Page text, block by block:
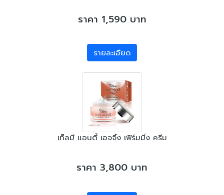
ราคา 1,590 บาท
รายละเอียด
เท็ลมี แอนตี้ เอจจิ้ง เฟิร์มมิ่ง ครีม
ราคา 3,800 บาท